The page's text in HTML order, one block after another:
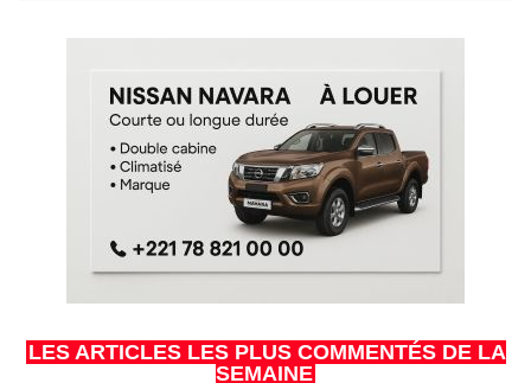
LES ARTICLES LES PLUS COMMENTÉS DE LA
SEMAINE